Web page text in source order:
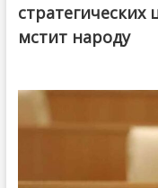
стратегических
мстит народу